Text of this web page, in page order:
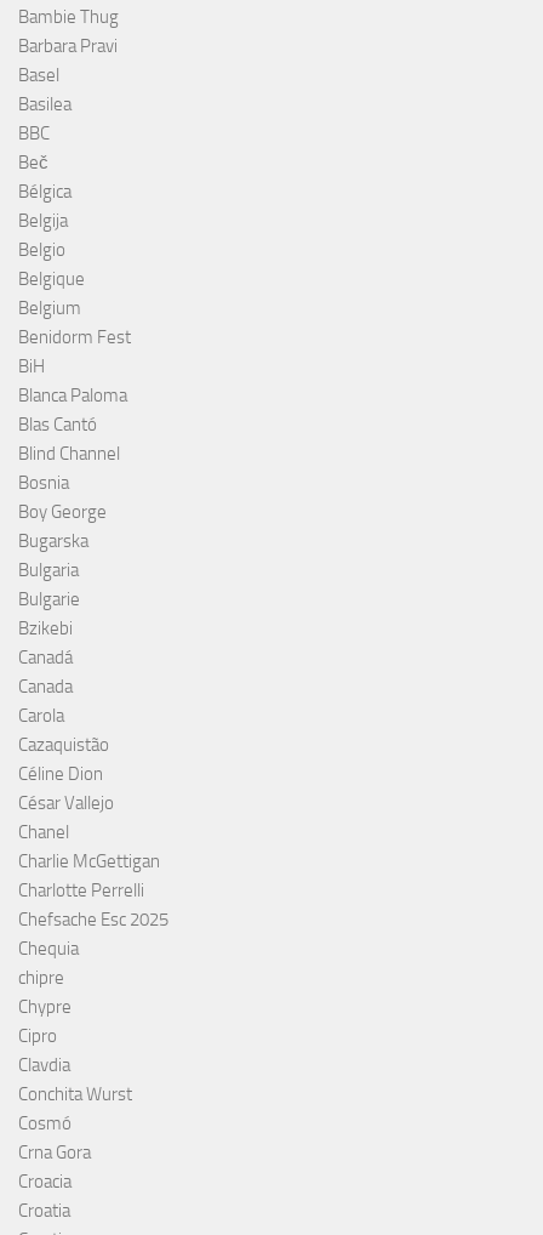
Bambie Thug
Barbara Pravi
Basel
Basilea
BBC
Beč
Bélgica
Belgija
Belgio
Belgique
Belgium
Benidorm Fest
BiH
Blanca Paloma
Blas Cantó
Blind Channel
Bosnia
Boy George
Bugarska
Bulgaria
Bulgarie
Bzikebi
Canadá
Canada
Carola
Cazaquistão
Céline Dion
César Vallejo
Chanel
Charlie McGettigan
Charlotte Perrelli
Chefsache Esc 2025
Chequia
chipre
Chypre
Cipro
Clavdia
Conchita Wurst
Cosmó
Crna Gora
Croacia
Croatia